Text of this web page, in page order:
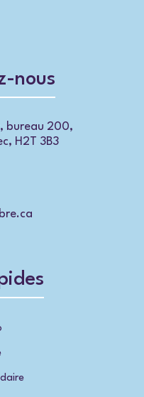
nous
bureau 200,
H2T 3B3